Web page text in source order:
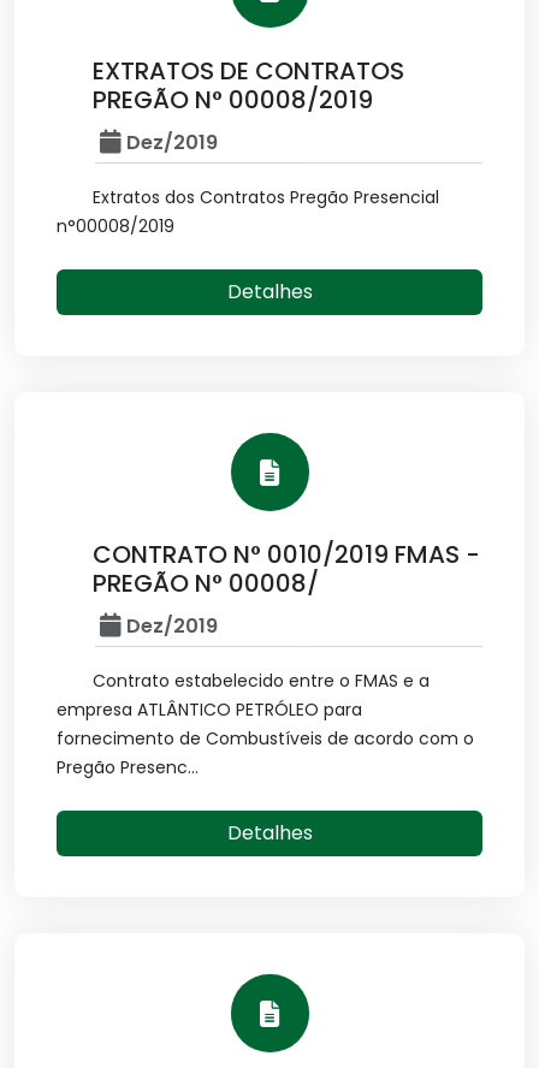
EXTRATOS DE CONTRATOS
PREGÃO N° 00008/2019
Dez/2019
Extratos dos Contratos Pregão Presencial
n°00008/2019
Detalhes
CONTRATO N° 0010/2019 FMAS -
PREGÃO N° 00008/
Dez/2019
Contrato estabelecido entre o FMAS e a
empresa ATLÂNTICO PETRÓLEO para
fornecimento de Combustíveis de acordo com o
Pregão Presenc...
Detalhes